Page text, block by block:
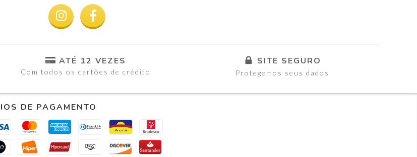
ATÉ 12 VEZES
Com todos os cartões de crédito
SITE SEGURO
Protegemos seus dados
DE PAGAMENTO